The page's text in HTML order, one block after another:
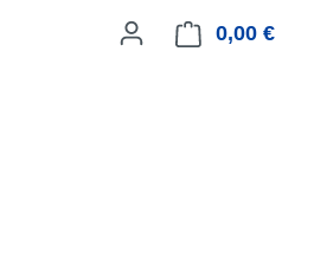
0,00 €